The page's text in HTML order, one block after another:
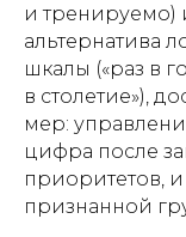
и тренируемо)
альтернатива
шкалы («раз в
в столетие»),
мер:
цифра после
приоритетов,
признанной